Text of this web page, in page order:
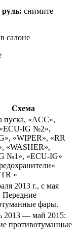
снимите
Схема
пуска, «ACC»,
IG №2»,
«WIPER», «RR
«WASHER»,
№1», «ECU-IG»
»
2013 г., с мая
Передние
фары.
2013 — май 2015:
противотуманные